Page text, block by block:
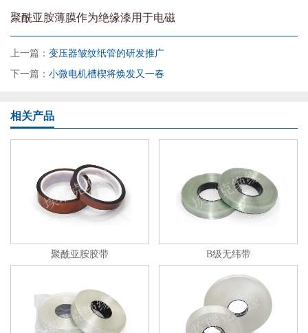
聚酰亚胺薄膜作为绝缘漆用于电磁
上一篇： 变压器皱纹纸管的研发推广
下一篇： 小微电机槽楔将焕发又一春
相关产品
聚酰亚胺胶带 B级无纬带